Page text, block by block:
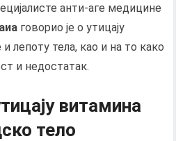
анти-аге медицине
говорио је о утицају
лепоту тела, као и на то како
и недостатак.
витамина
тело